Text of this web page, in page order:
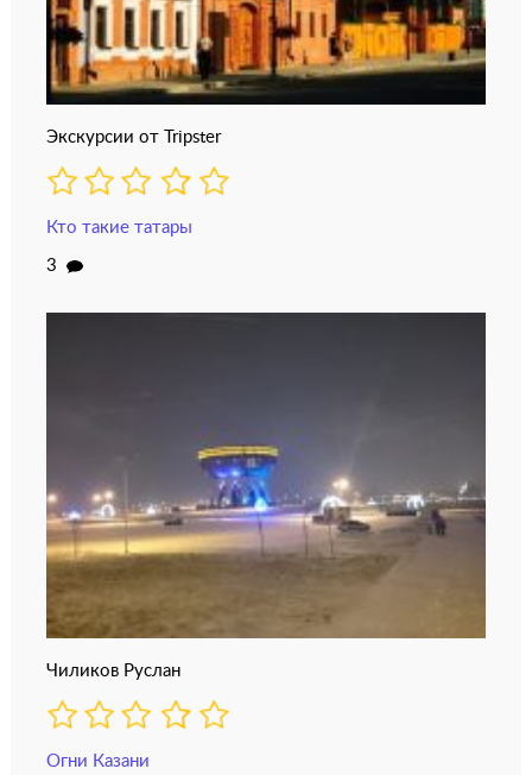
Экскурсии от Tripster
Кто такие татары
3
Чиликов Руслан
Огни Казани